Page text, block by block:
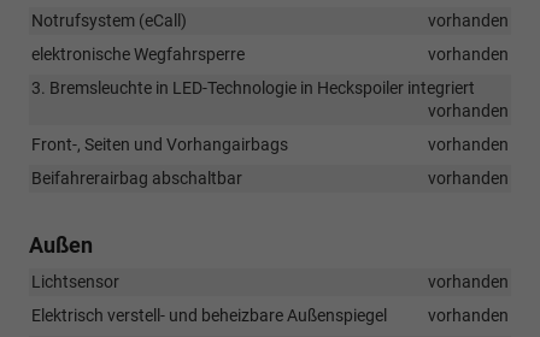
Notrufsystem (eCall)
vorhanden
elektronische Wegfahrsperre
vorhanden
3. Bremsleuchte in LED-Technologie in Heckspoiler integriert
vorhanden
Front-, Seiten und Vorhangairbags
vorhanden
Beifahrerairbag abschaltbar
vorhanden
Außen
Lichtsensor
vorhanden
Elektrisch verstell- und beheizbare Außenspiegel
vorhanden